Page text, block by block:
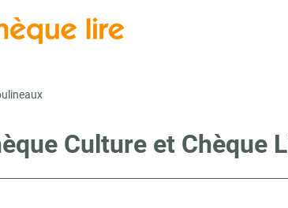
Culture et Chèque